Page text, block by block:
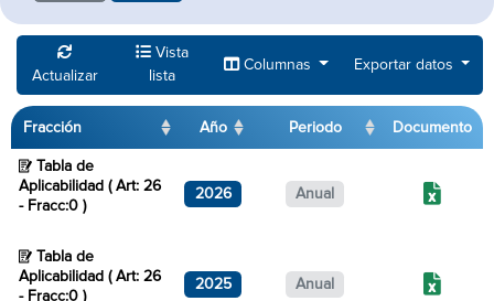
Actualizar
Vista
lista
Columnas Exportar datos
Fracción Año Periodo Documento
Tabla de
Aplicabilidad ( Art: 26
- Fracc:0 )
2026 Anual
Tabla de
Aplicabilidad ( Art: 26
- Fracc:0 )
2025 Anual